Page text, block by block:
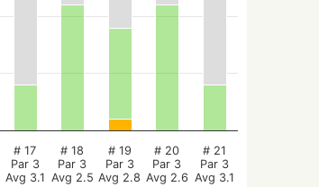
# 17
Par 3
Avg 3.1
# 18
Par 3
Avg 2.5
# 19
Par 3
Avg 2.8
# 20
Par 3
Avg 2.6
# 21
Par 3
Avg 3.1